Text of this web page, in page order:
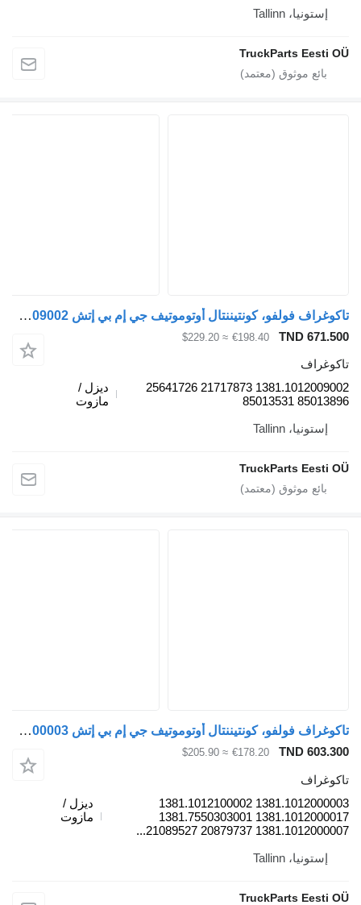
إستونيا، Tallinn
TruckParts Eesti
تاكوغراف فولفو، كونتيننتال أوتوموتيف جي إم بي إتش 1381.1012009002 لـ الباصات Volvo B7, B8, B9, B12 bus (2005-)
TND
€198.40
≈ $229.20
1381.1012009002 21717873 25641726
85013896
ديزل /
مازوت
إستونيا، Tallinn
TruckParts Eesti
تاكوغراف فولفو، كونتيننتال أوتوموتيف جي إم بي إتش 1381.1012000003 لـ الباصات Volvo B7, B8, B9, B12 bus (2005-)
TND
€178.20
≈ $205.90
1381.1012000003 1381.1012100002
1381.1012000017 1381.7550303001
1381.1012000007 20879737
ديزل /
مازوت
إستونيا، Tallinn
TruckParts Eesti